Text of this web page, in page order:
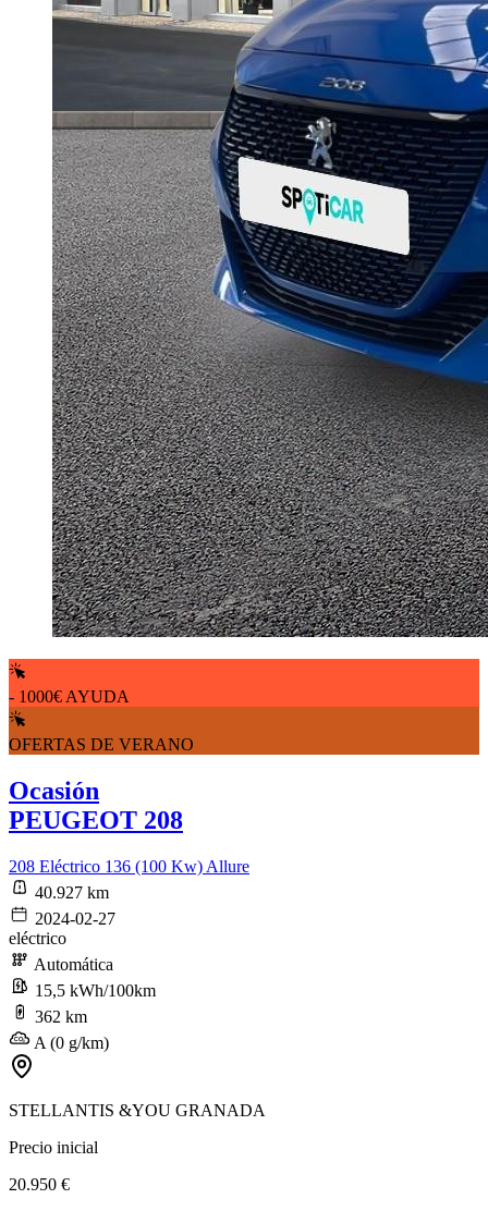
- 1000€ AYUDA
OFERTAS DE VERANO
Ocasión
PEUGEOT 208
208 Eléctrico 136 (100 Kw) Allure
40.927 km
2024-02-27
eléctrico
Automática
15,5 kWh/100km
362 km
A (0 g/km)
STELLANTIS &YOU GRANADA
Precio inicial
20.950 €